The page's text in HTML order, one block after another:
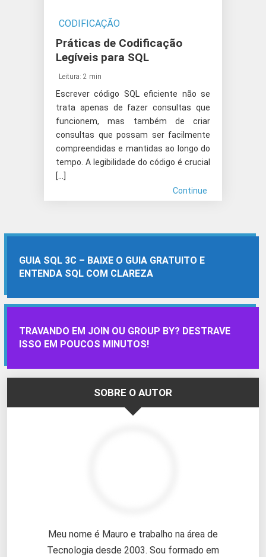
CODIFICAÇÃO
Práticas de Codificação
Legíveis para SQL
Leitura: 2 min
Escrever código SQL eficiente não se
trata apenas de fazer consultas que
funcionem, mas também de criar
consultas que possam ser facilmente
compreendidas e mantidas ao longo do
tempo. A legibilidade do código é crucial
[…]
Continue
GUIA SQL 3C – BAIXE O GUIA GRATUITO E
ENTENDA SQL COM CLAREZA
TRAVANDO EM JOIN OU GROUP BY? DESTRAVE
ISSO EM POUCOS MINUTOS!
SOBRE O AUTOR
Meu nome é Mauro e trabalho na área de
Tecnologia desde 2003. Sou formado em